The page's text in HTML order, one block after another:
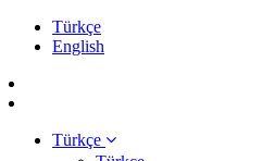
Türkçe
English
Türkçe